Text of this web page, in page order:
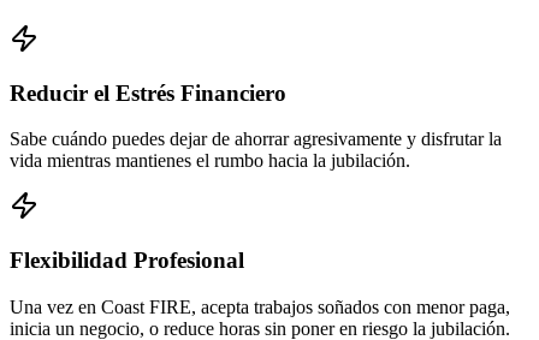
Reducir el Estrés Financiero
Sabe cuándo puedes dejar de ahorrar agresivamente y disfrutar la
vida mientras mantienes el rumbo hacia la jubilación.
Flexibilidad Profesional
Una vez en Coast FIRE, acepta trabajos soñados con menor paga,
inicia un negocio, o reduce horas sin poner en riesgo la jubilación.